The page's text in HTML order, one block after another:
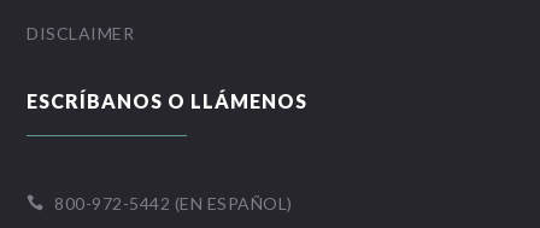
DISCLAIMER
ESCRÍBANOS O LLÁMENOS
 800-972-5442 (EN ESPAÑOL)